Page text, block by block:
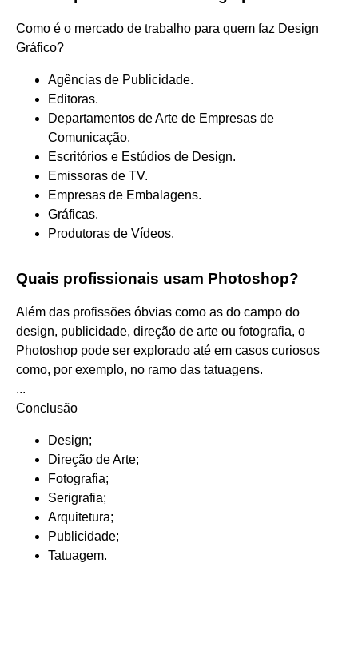
Como é o mercado de trabalho para quem faz Design
Gráfico?
Agências de Publicidade.
Editoras.
Departamentos de Arte de Empresas de
Comunicação.
Escritórios e Estúdios de Design.
Emissoras de TV.
Empresas de Embalagens.
Gráficas.
Produtoras de Vídeos.
Quais profissionais usam Photoshop?
Além das profissões óbvias como as do campo do
design, publicidade, direção de arte ou fotografia, o
Photoshop pode ser explorado até em casos curiosos
como, por exemplo, no ramo das tatuagens.
...
Conclusão
Design;
Direção de Arte;
Fotografia;
Serigrafia;
Arquitetura;
Publicidade;
Tatuagem.